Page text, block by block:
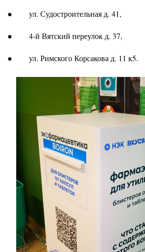
● ул. Судостроительная д. 41,
● 4-й Вятский переулок д. 37,
● ул. Римского Корсакова д. 11 к5.